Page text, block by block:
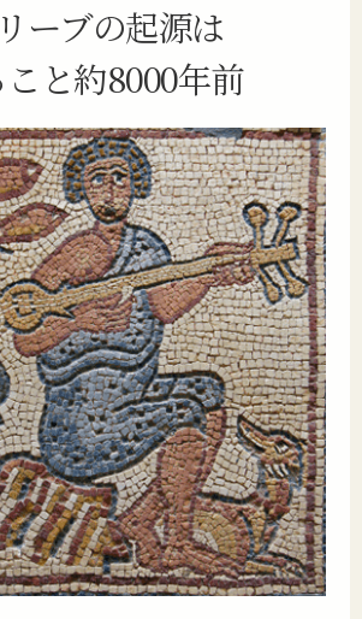
ーブの起源は
と約8000年前